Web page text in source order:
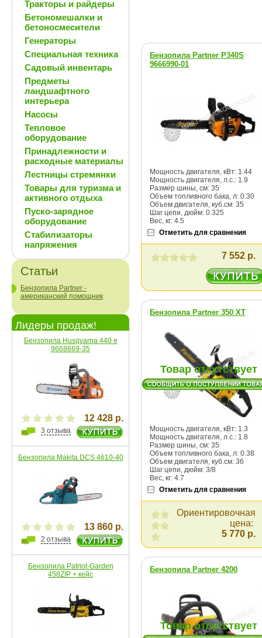
Тракторы и райдеры
Бетономешалки и
бетоносмесители
Генераторы
Специальная техника
Садовый инвентарь
Предметы
ландшафтного
интерьера
Насосы
Тепловое
оборудование
Принадлежности и
расходные материалы
Лестницы стремянки
Товары для туризма и
активного отдыха
Пуско-зарядное
оборудование
Стабилизаторы
напряжения
Статьи
Бензопила Partner -
американский помощник
Лидеры продаж!
Бензопила Husqvarna 440 e
9668669-35
12 428 р.
3 отзыва
Бензопила Makita DCS 4610-40
13 860 р.
2 отзыва
Бензопила Patriot-Garden
458ZIP + кейс
Бензопила Partner P340S
9666990-01
Мощность двигателя, кВт: 1.44
Мощность двигателя, л.с.: 1.9
Размер шины, cм: 35
Объем топливного бака, л: 0.30
Объем двигателя, куб.см: 35
Шаг цепи, дюйм: 0.325
Вес, кг: 4.5
Отметить для сравнения
7 552 р.
Бензопила Partner 350 XT
Товар отсутствует
Мощность двигателя, кВт: 1.3
Мощность двигателя, л.с.: 1.8
Размер шины, cм: 35
Объем топливного бака, л: 0.38
Объем двигателя, куб.см: 36
Шаг цепи, дюйм: 3/8
Вес, кг: 4.7
Отметить для сравнения
Ориентировочная
цена:
5 770 р.
Бензопила Partner 4200
Товар отсутствует